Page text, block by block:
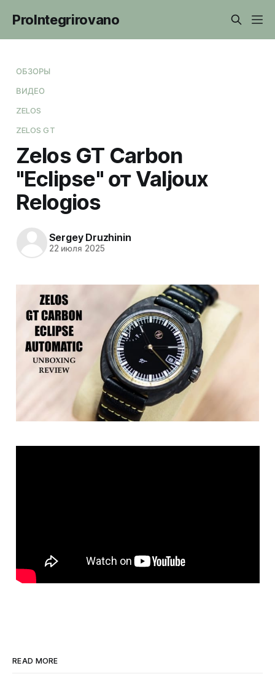
ProIntegrirovano
ОБЗОРЫ
ВИДЕО
ZELOS
ZELOS GT
Zelos GT Carbon
"Eclipse" от Valjoux
Relogios
Sergey Druzhinin
22 июля 2025
READ MORE